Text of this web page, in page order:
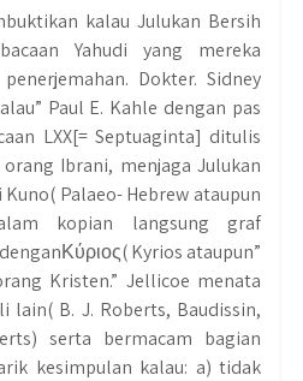
kalau Julukan Bersih
Yahudi yang mereka
Dokter. Sidney
Paul E. Kahle dengan pas
LXX[= Septuaginta] ditulis
Ibrani, menjaga Julukan
Palaeo- Hebrew ataupun
kopian langsung graf
Kyrios ataupun”
Kristen.” Jellicoe menata
lain( B. J. Roberts, Baudissin,
serta bermacam bagian
kesimpulan kalau: a) tidak